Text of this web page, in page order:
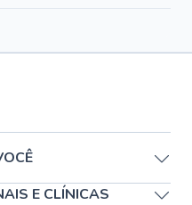
E CLÍNICAS